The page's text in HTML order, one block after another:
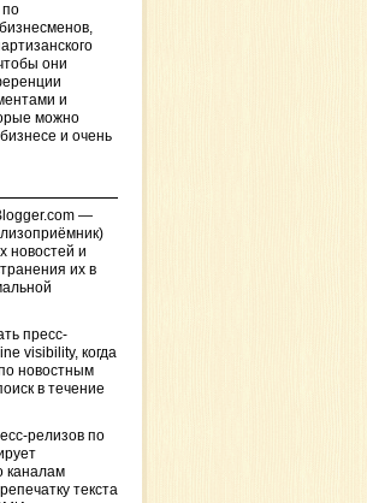
по
они
и
можно
и очень
—
новостей и
их в
пресс-
visibility, когда
новостным
в течение
релизов по
каналам
текста